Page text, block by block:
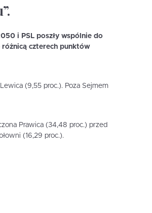
i PSL poszły wspólnie do
czterech punktów
(9,55 proc.). Poza Sejmem
Prawica (34,48 proc.) przed
(16,29 proc.).